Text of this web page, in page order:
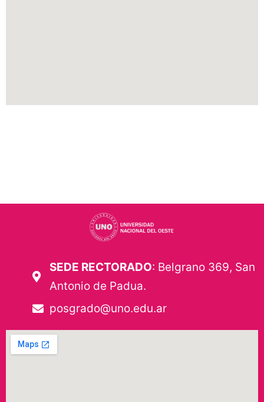
SEDE RECTORADO: Belgrano 369, San
Antonio de Padua.
posgrado@uno.edu.ar